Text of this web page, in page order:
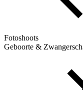
Fotoshoots
Geboorte &